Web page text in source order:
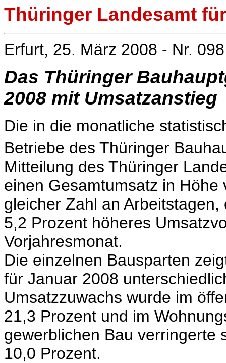
Thüringer Landesamt
Erfurt, 25. März 2008 - Nr. 098
Das Thüringer
2008 mit Umsatzanstieg
Die in die monatliche
Betriebe des Thüringer
Mitteilung des Thüringer
einen Gesamtumsatz in
gleicher Zahl an
5,2 Prozent höheres
Vorjahresmonat.
Die einzelnen Bausparten
für Januar 2008
Umsatzzuwachs wurde im
21,3 Prozent und im
gewerblichen Bau verringerte
10,0 Prozent.